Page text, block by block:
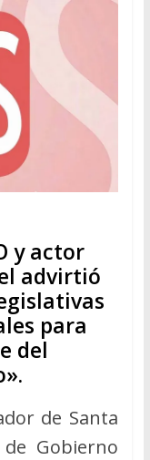
y actor
advirtió
para
del
de Santa
Gobierno